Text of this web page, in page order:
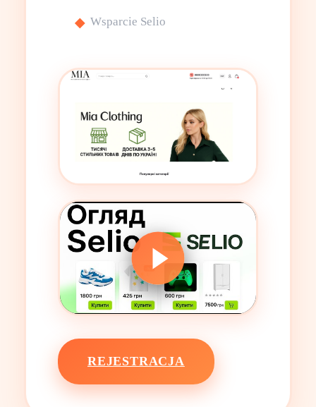
Wsparcie Selio
REJESTRACJA